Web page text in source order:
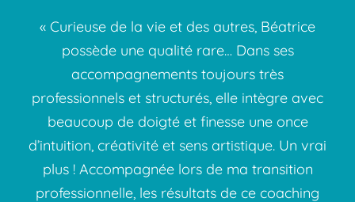
« Curieuse de la vie et des autres, Béatrice
possède une qualité rare… Dans ses
accompagnements toujours très
professionnels et structurés, elle intègre avec
beaucoup de doigté et finesse une once
d’intuition, créativité et sens artistique. Un vrai
plus ! Accompagnée lors de ma transition
professionnelle, les résultats de ce coaching